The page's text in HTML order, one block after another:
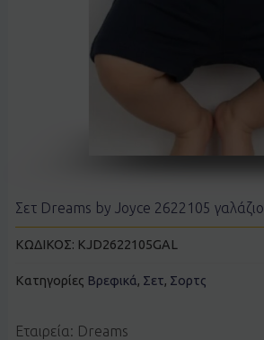
Σετ Dreams by Joyce 2622105 γαλάζιο
ΚΩΔΙΚΟΣ: KJD2622105GAL
Κατηγορίες Βρεφικά, Σετ, Σορτς
Εταιρεία: Dreams